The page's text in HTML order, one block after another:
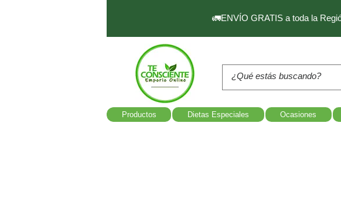
🚛ENVÍO GRATIS a toda la
Productos Dietas Especiales Ocasiones